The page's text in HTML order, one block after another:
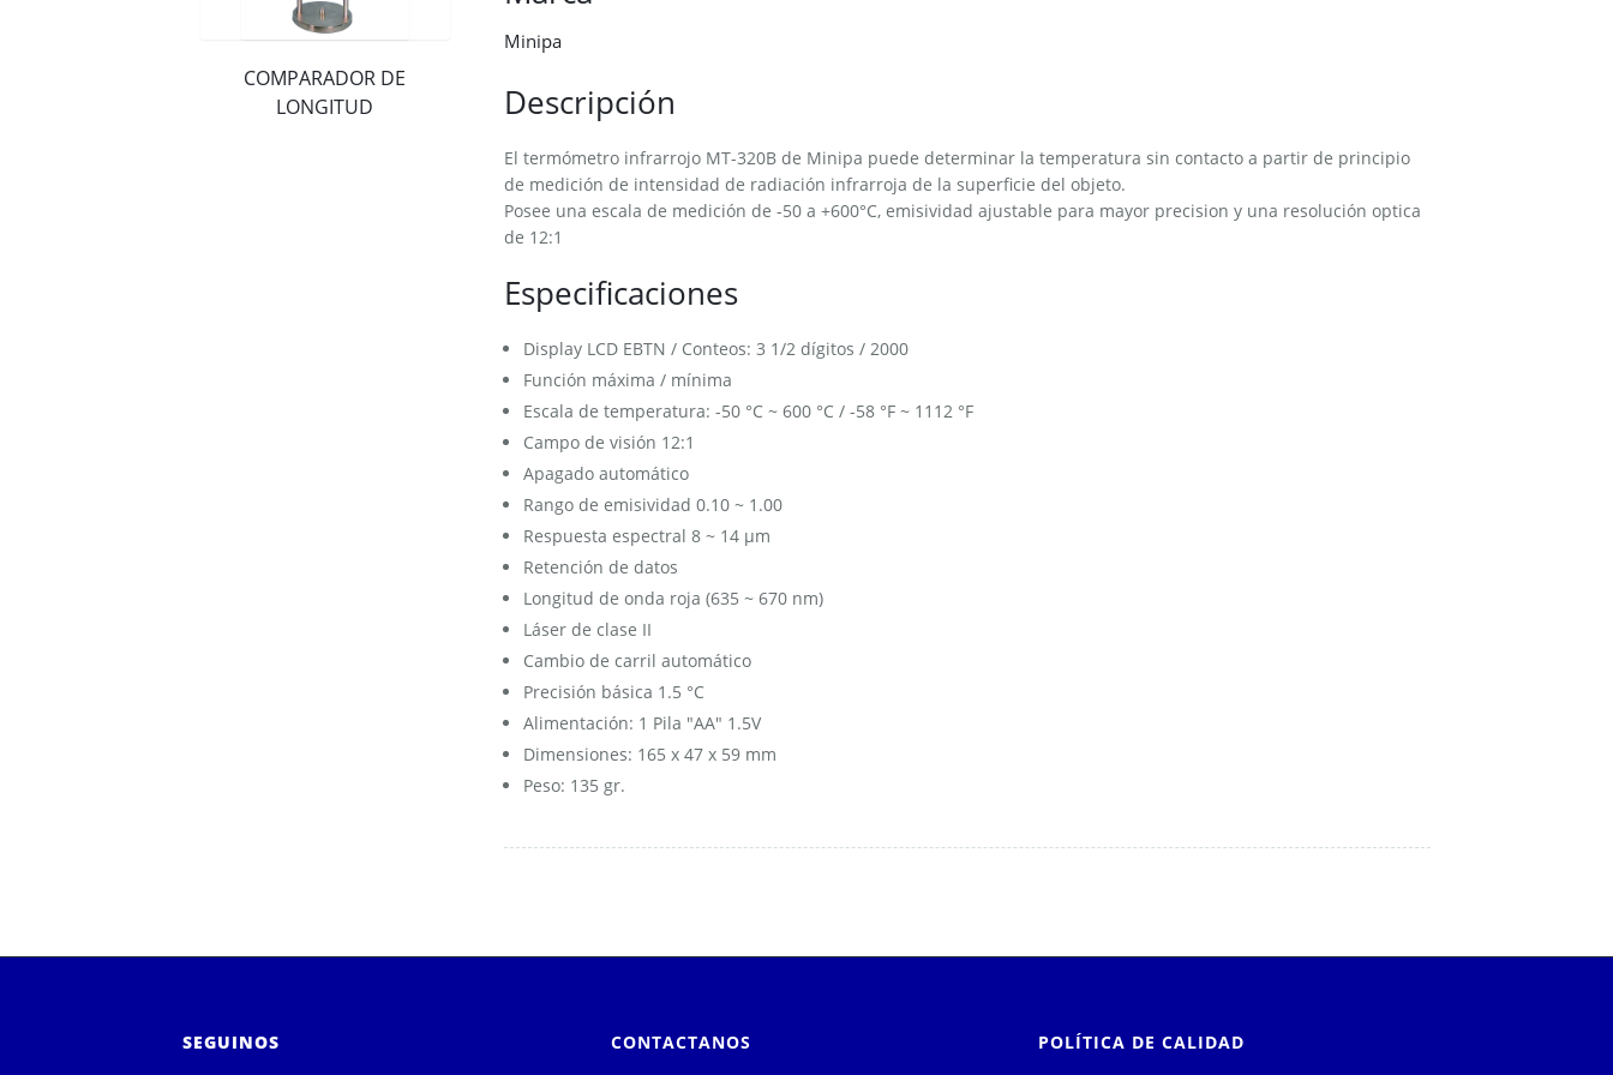
COMPARADOR DE
LONGITUD
Minipa
Descripción
El termómetro infrarrojo MT-320B de Minipa puede determinar la temperatura sin contacto a partir de principio
de medición de intensidad de radiación infrarroja de la superficie del objeto.
Posee una escala de medición de -50 a +600°C, emisividad ajustable para mayor precision y una resolución optica
de 12:1
Especificaciones
Display LCD EBTN / Conteos: 3 1/2 dígitos / 2000
Función máxima / mínima
Escala de temperatura: -50 °C ~ 600 °C / -58 °F ~ 1112 °F
Campo de visión 12:1
Apagado automático
Rango de emisividad 0.10 ~ 1.00
Respuesta espectral 8 ~ 14 µm
Retención de datos
Longitud de onda roja (635 ~ 670 nm)
Láser de clase II
Cambio de carril automático
Precisión básica 1.5 °C
Alimentación: 1 Pila "AA" 1.5V
Dimensiones: 165 x 47 x 59 mm
Peso: 135 gr.
SEGUINOS CONTACTANOS POLÍTICA DE CALIDAD